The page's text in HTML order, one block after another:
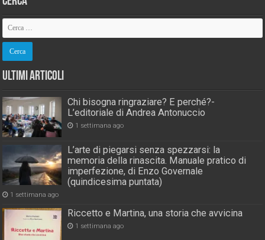
Ultimi Articoli
Chi bisogna ringraziare? E perché?-
L’editoriale di Andrea Antonuccio
1 settimana ago
L’arte di piegarsi senza spezzarsi: la
memoria della rinascita. Manuale pratico di
imperfezione, di Enzo Governale
(quindicesima puntata)
1 settimana ago
Riccetto e Martina, una storia che avvicina
1 settimana ago